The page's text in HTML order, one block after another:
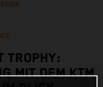
TROPHY:
MIT DEM KTM